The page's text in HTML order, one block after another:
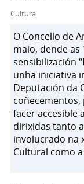
Cultura
O Concello de
maio, dende
sensibilización
unha iniciativa
Deputación da
facer accesible
dirixidas tanto
involucrado na
Cultural como